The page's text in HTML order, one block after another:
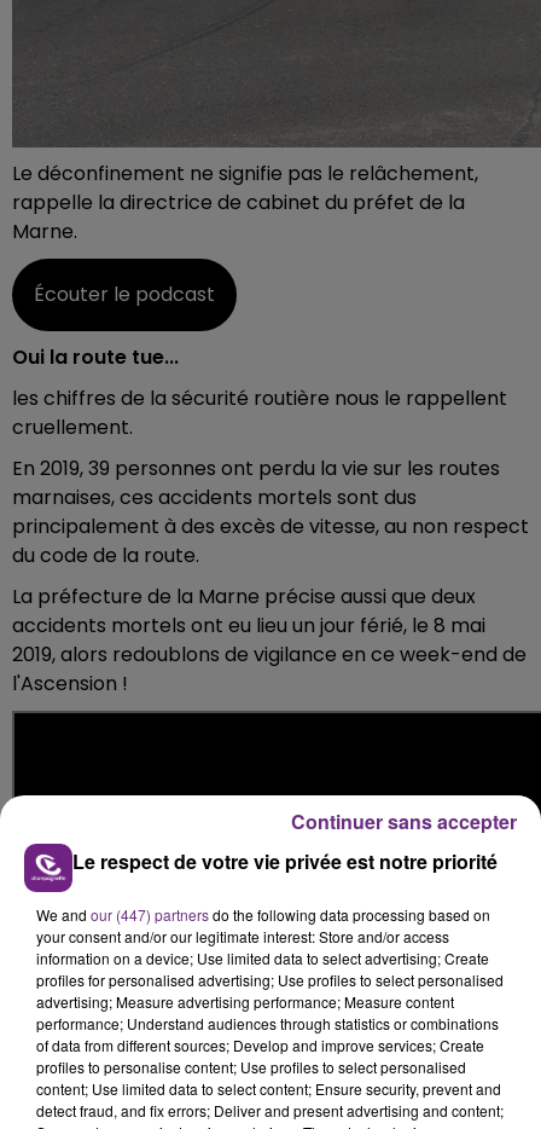
Le déconfinement ne signifie pas le relâchement,
rappelle la directrice de cabinet du préfet de la
Marne.
Écouter le podcast
Oui la route tue...
les chiffres de la sécurité routière nous le rappellent
cruellement.
En 2019, 39 personnes ont perdu la vie sur les routes
marnaises, ces accidents mortels sont dus
principalement à des excès de vitesse, au non respect
du code de la route.
La préfecture de la Marne précise aussi que deux
accidents mortels ont eu lieu un jour férié, le 8 mai
2019, alors redoublons de vigilance en ce week-end de
l'Ascension !
Le respect de votre vie privée est notre priorité
We and our (447) partnersdo the following data processing based on
your consent and/or our legitimate interest: Store and/or access
information on a device; Use limited data to select advertising; Create
profiles for personalised advertising; Use profiles to select personalised
advertising; Measure advertising performance; Measure content
performance; Understand audiences through statistics or combinations
of data from different sources; Develop and improve services; Create
profiles to personalise content; Use profiles to select personalised
content; Use limited data to select content; Ensure security, prevent and
detect fraud, and fix errors; Deliver and present advertising and content;
Continuer sans accepter